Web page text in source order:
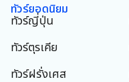
ทัวร์ยอดนิยม
ทัวร์ญี่ปุ่น
ทัวร์ตุรเคีย
ทัวร์ฝรั่งเศส